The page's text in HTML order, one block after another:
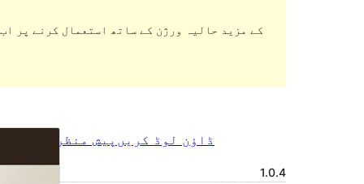
پیش منظر دیکھیں ڈاؤن لوڈ کریں
1.0.4